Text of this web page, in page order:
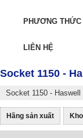
PHƯƠNG THỨC
LIÊN HỆ
Socket 1150 -
Socket 1150 - Haswell
Hãng sản xuất